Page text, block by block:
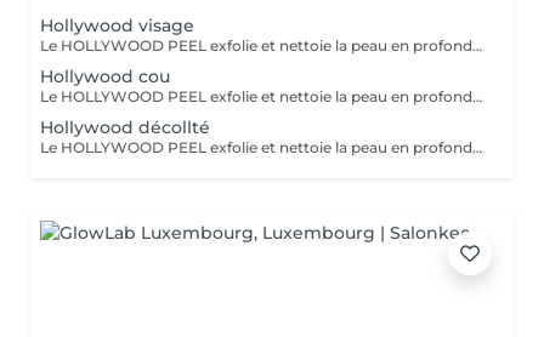
Hollywood visage
Le HOLLYWOOD PEEL exfolie et nettoie la peau en profondeur au laser pour un teint plus lisse, lumineux et des pores visiblement resserrés. La LUMINOTHÉRAPIE du visage consiste à exposer la peau à des lumières LED afin de stimuler le renouvellement cellulaire et améliorer l'éclat du teint.
Hollywood cou
Le HOLLYWOOD PEEL exfolie et nettoie la peau en profondeur au laser pour un teint plus lisse, lumineux et des pores visiblement resserrés. La LUMINOTHÉRAPIE du cou consiste à exposer la peau à des lumières LED afin de stimuler le renouvellement cellulaire et améliorer la texture de la peau.
Hollywood décollté
Le HOLLYWOOD PEEL exfolie et nettoie la peau en profondeur au laser pour un teint plus lisse, lumineux et des pores visiblement resserrés. La LUMINOTHÉRAPIE du décolleté consiste à exposer la peau à des lumières LED afin de stimuler le renouvellement cellulaire et améliorer la texture de la peau.